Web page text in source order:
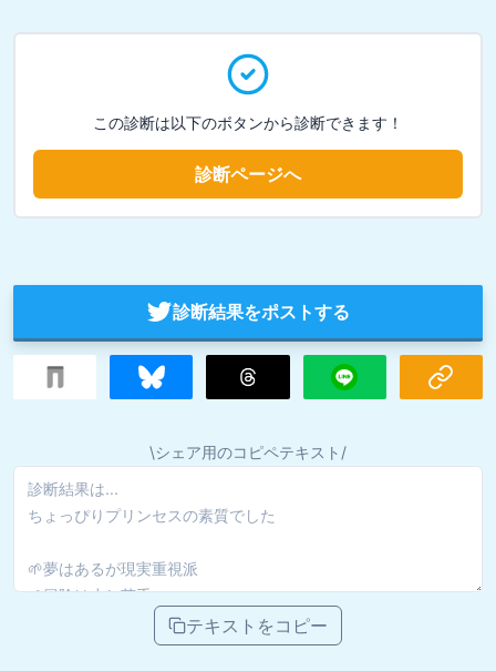
この診断は以下のボタンから診断できます！
診断ページへ
診断結果をポストする
\シェア用のコピペテキスト/
テキストをコピー